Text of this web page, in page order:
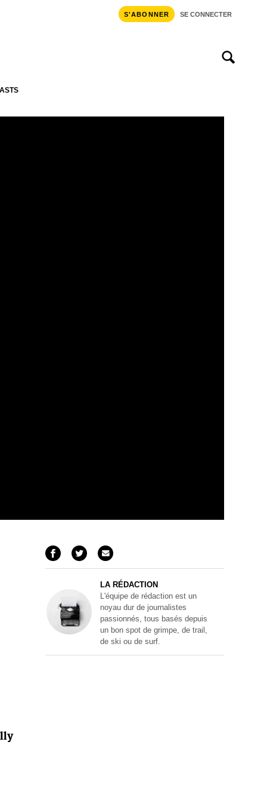
S'ABONNER SE CONNECTER
LA RÉDACTION
L'équipe de rédaction est un
noyau dur de journalistes
passionnés, tous basés depuis
un bon spot de grimpe, de trail,
de ski ou de surf.